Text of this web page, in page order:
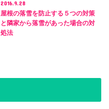
2016.9.28
屋根の落雪を防止する５つの対策
と隣家から落雪があった場合の対
処法